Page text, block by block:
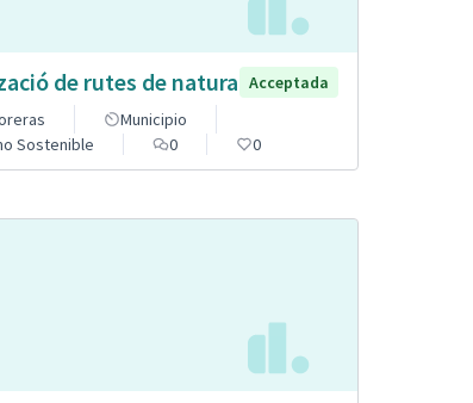
de rutes de natura Acceptada
Municipio
Sostenible
0 0